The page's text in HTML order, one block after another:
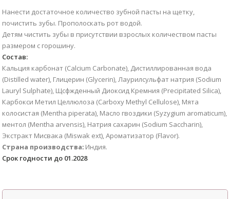
Нанести достаточное количество зубной пасты на щетку,
почистить зубы. Прополоскать рот водой.
Детям чистить зубы в присутствии взрослых количеством пасты
размером с горошину.
Состав:
Кальция карбонат (Calcium Carbonate), Дистиллированная вода
(Distilled water), Глицерин (Glycerin), Лаурилсульфат натрия (Sodium
Lauryl Sulphate), Щсфжденный Диоксид Кремния (Precipitated Silica),
Карбокси Метил Целлюлоза (Carboxy Methyl Cellulose), Мята
колосистая (Mentha piperata), Масло гвоздики (Syzygium aromaticum),
ментол (Mentha arvensis), Натрия сахарин (Sodium Saccharin),
Экстракт Мисвака (Miswak ext), Ароматизатор (Flavor).
Страна производства: Индия.
Срок годности до 01.2028